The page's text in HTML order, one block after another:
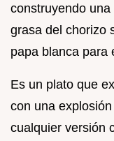
construyendo
grasa del chorizo
papa blanca para
Es un plato que
con una
cualquier versión